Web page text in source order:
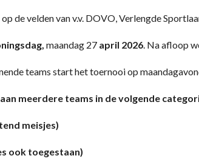
de velden van v.v. DOVO, Verlengde
maandag 27 april 2026 . Na afloop
teams start het toernooi op
meerdere teams in de volgende
meisjes)
ook toegestaan)